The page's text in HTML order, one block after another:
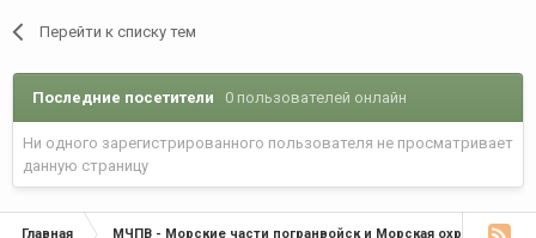
Перейти к списку тем
Последние посетители 0 пользователей онлайн
Ни одного зарегистрированного пользователя не просматривает
данную страницу
Главная МЧПВ - Морские части погранвойск и Морская охрана